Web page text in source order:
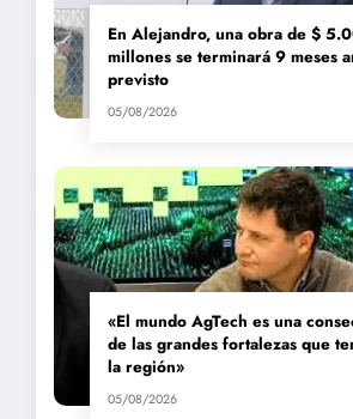
En Alejandro, una obra de $
millones se terminará 9 meses
previsto
05/08/2026
«El mundo AgTech es una
de las grandes fortalezas que
la región»
05/08/2026